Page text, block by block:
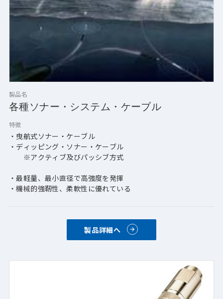
製品名
各種ソナー・システム・ケーブル
特徴
・曳航式ソナー・ケーブル
・ディッピング・ソナー・ケーブル
※アクティブ及びパッシブ方式
・最軽量、最小直径で高強度を発揮
・機械的強靭性、柔軟性に優れている
製品詳細へ